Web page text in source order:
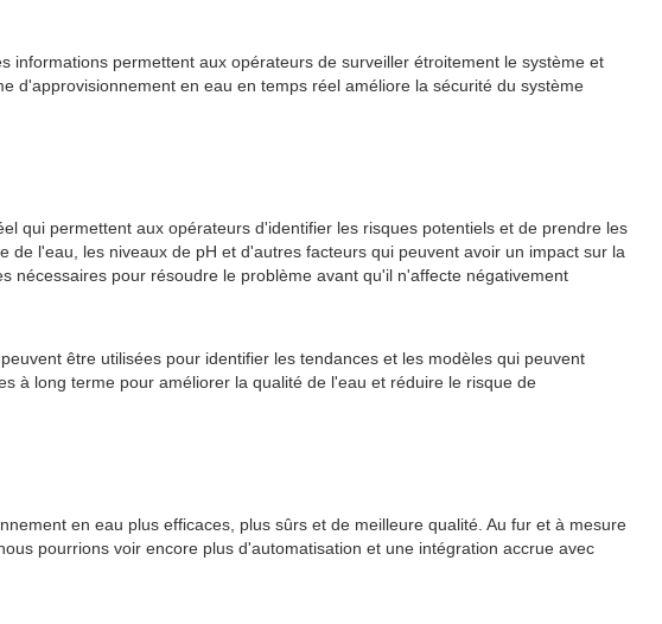
permettent aux opérateurs de surveiller étroitement le système et
d'approvisionnement en eau en temps réel améliore la sécurité du système
qui permettent aux opérateurs d'identifier les risques potentiels et de prendre les
l'eau, les niveaux de pH et d'autres facteurs qui peuvent avoir un impact sur la
nécessaires pour résoudre le problème avant qu'il n'affecte négativement
être utilisées pour identifier les tendances et les modèles qui peuvent
à long terme pour améliorer la qualité de l'eau et réduire le risque de
en eau plus efficaces, plus sûrs et de meilleure qualité. Au fur et à mesure
pourrions voir encore plus d'automatisation et une intégration accrue avec